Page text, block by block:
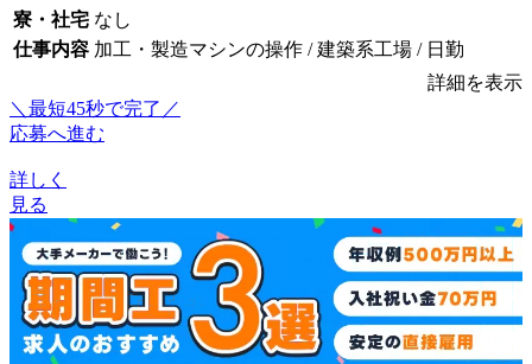
寮・社宅 なし
仕事内容 加工・製造マシンの操作 / 建築系工場 / 日勤
詳細を表示
＼最短45秒で完了／
応募へ進む
詳しく
見る